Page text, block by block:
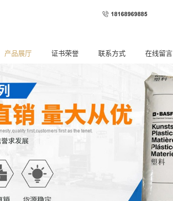
产品展厅 证书荣誉 联系方式 在线留言